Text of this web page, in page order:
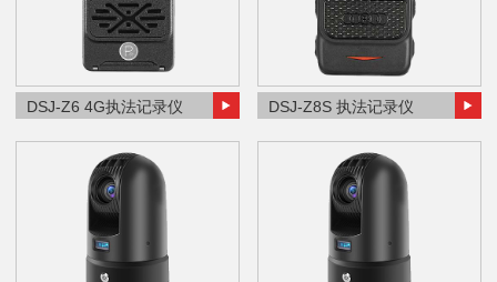
DSJ-Z6 4G执法记录仪 DSJ-Z8S 执法记录仪